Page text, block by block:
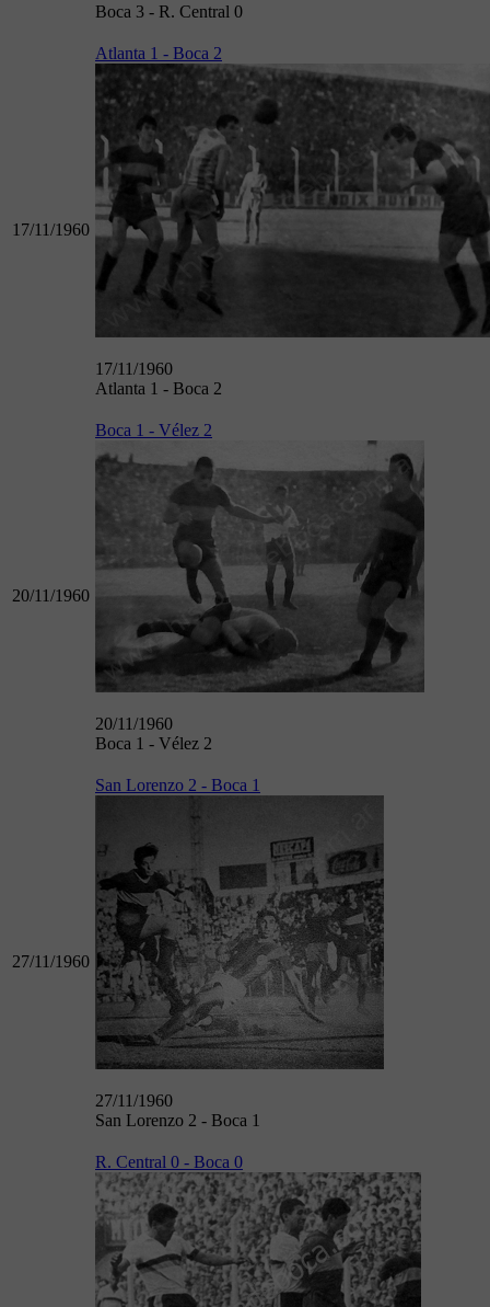
Boca 3 - R. Central 0
17/11/1960
Atlanta 1 - Boca 2
17/11/1960
Atlanta 1 - Boca 2
20/11/1960
Boca 1 - Vélez 2
20/11/1960
Boca 1 - Vélez 2
27/11/1960
San Lorenzo 2 - Boca 1
27/11/1960
San Lorenzo 2 - Boca 1
R. Central 0 - Boca 0